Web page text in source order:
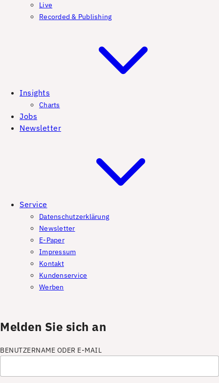
Live
Recorded & Publishing
Insights
Charts
Jobs
Newsletter
Service
Datenschutzerklärung
Newsletter
E-Paper
Impressum
Kontakt
Kundenservice
Werben
Melden Sie sich an
BENUTZERNAME ODER E-MAIL